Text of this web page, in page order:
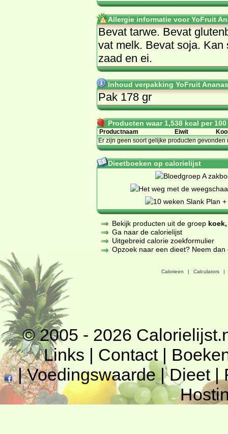
Allergie informatie voor YoFruit
Be­vat tar­we. Be­vat
vat melk. Be­vat so­ja.
zaad en ei.
Inhoud verpakking YoFruit
Pak 178 gr
Producten waar 1,538 kcal per
Productnaam Eiwit
Er zijn geen soort gelijke producten gevonden
Dieetboeken op calorielijst
Bekijk producten uit de groep
Ga naar de calorielijst
Uitgebreid calorie zoekformulier
Opzoek naar een dieet? Neem
Calorieen | Calculators |
© 2005 - 2026
Links | Contact|
|Voedingswaarde|Dieet|